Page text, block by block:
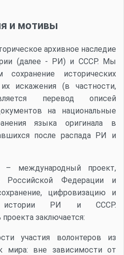
и мотивы
архивное наследие
(далее - РИ) и СССР. Мы
исторических
искажения (в частности,
перевод описей
на национальные
языка оригинала в
после распада РИ и
– международный проект,
Российской Федерации и
цифровизацию и
истории РИ и СССР.
заключается:
участия волонтеров из
мира: вне зависимости от